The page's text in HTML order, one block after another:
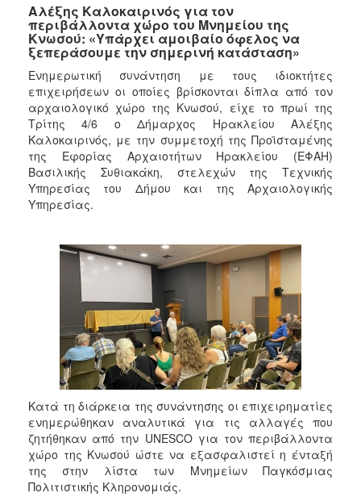
2022
2021
2020
2019
2018
2017
2016
2015
2013
2011
2010
2006
ΕΠΙΣΚΕΠΤΗΣ
ΗΡΑΚΛΕΙΟ
Αλέξης Καλοκαιρινός για τον
περιβάλλοντα χώρο του Μνημείου της
Κνωσού: «Υπάρχει αμοιβαίο όφελος να
ξεπεράσουμε την σημερινή κατάσταση»
Ενημερωτική συνάντηση με τους ιδιοκτήτες
επιχειρήσεων οι οποίες βρίσκονται δίπλα από τον
αρχαιολογικό χώρο της Κνωσού, είχε το πρωί της
Τρίτης 4/6 ο Δήμαρχος Ηρακλείου Αλέξης
Καλοκαιρινός, με την συμμετοχή της Προϊσταμένης
της Εφορίας Αρχαιοτήτων Ηρακλείου (ΕΦΑΗ)
Βασιλικής Συθιακάκη, στελεχών της Τεχνικής
Υπηρεσίας του Δήμου και της Αρχαιολογικής
Υπηρεσίας.
Κατά τη διάρκεια της συνάντησης οι επιχειρηματίες
ενημερώθηκαν αναλυτικά για τις αλλαγές που
ζητήθηκαν από την UNESCO για τον περιβάλλοντα
χώρο της Κνωσού ώστε να εξασφαλιστεί η ένταξή
της στην λίστα των Μνημείων Παγκόσμιας
Πολιτιστικής Κληρονομιάς.